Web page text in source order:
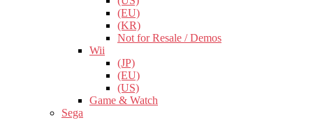
(EU)
(KR)
Not for Resale / Demos
Wii
(JP)
(EU)
(US)
Game & Watch
Sega